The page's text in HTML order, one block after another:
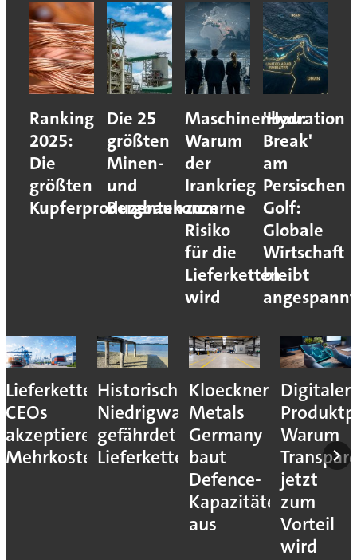
Ranking
2025:
Die
größten
Kupferproduzenten
Die 25
größten
Minen-
und
Bergbaukonzerne
Maschinenbau:
Warum
der
Irankrieg
zum
Risiko
für die
Lieferketten
wird
'Hydration
Break'
am
Persischen
Golf:
Globale
Wirtschaft
bleibt
angespannt
Lieferkettenresilienz:
CEOs
akzeptieren
Mehrkosten
Historisches
Niedrigwasser
gefährdet
Lieferketten
Kloeckner
Metals
Germany
baut
Defence-
Kapazitäten
aus
Digitaler
Warum
jetzt
zum
Vorteil
wird